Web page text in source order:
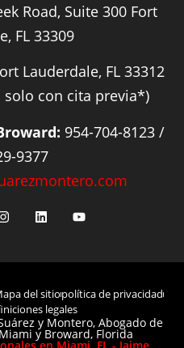
Road, Suite 300 Fort
FL 33309
Lauderdale, FL 33312
con cita previa*)
954-704-8123 /
9377
del sitiopolítica de privacidad
legales
y Montero, Abogado de
y Broward, Florida